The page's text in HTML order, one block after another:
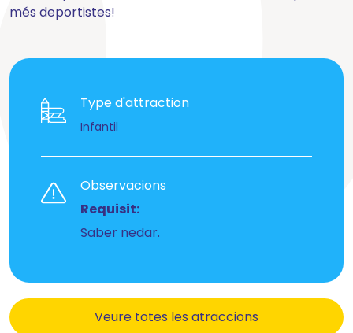
més deportistes!
Type d'attraction
Infantil
Observacions
Requisit:
Saber nedar.
Veure totes les atraccions